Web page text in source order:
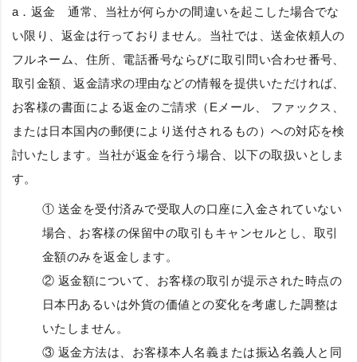
a． 返金
通常、当社が何らかの間違いを起こした場合でな
い限り、返金は行っておりません。当社では、送金依頼人の
フルネーム、住所、電話番号ならびに取引問い合わせ番号、
取引金額、返金請求の理由などの情報を提供いただければ、
お客様の書面による返金のご請求（Eメール、 ファックス、
または日本国内の郵便により送付されるもの）への対応を検
討いたします。当社が返金を行う場合、以下の取扱いとしま
す。
① 送金を受付済みで受取人の口座に入金されていない
場合、お客様の保留中の取引もキャンセルとし、取引
金額のみを返金します。
② 返金額について、お客様の取引が提示された時点の
日本円あるいは外貨の価値との変化を考慮した調整は
いたしません。
③ 返金方法は、お客様本人名義または振込名義人と同